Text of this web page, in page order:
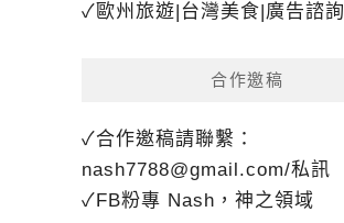
✓歐州旅遊|台灣美食|廣告諮詢
合作邀稿
✓合作邀稿請聯繫：
nash7788@gmail.com/私訊
✓FB粉專 Nash，神之領域